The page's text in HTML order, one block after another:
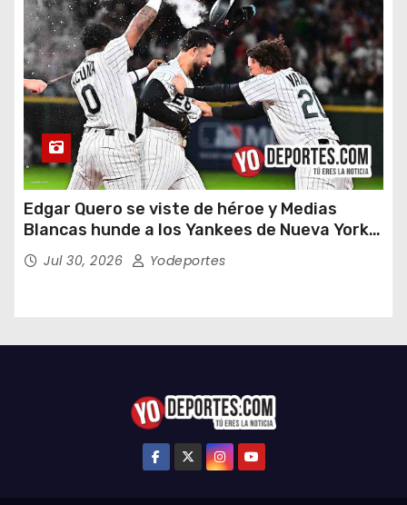
Edgar Quero se viste de héroe y Medias
Blancas hunde a los Yankees de Nueva York
en doce entradas
Jul 30, 2026 Yodeportes